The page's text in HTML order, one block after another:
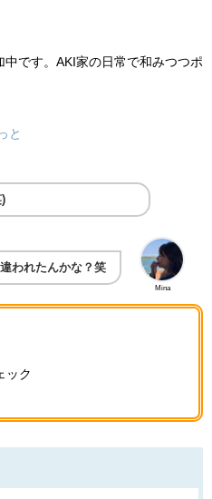
です。AKI家の日常で和みつつポ
と
Mina
われたんかな？笑
ック